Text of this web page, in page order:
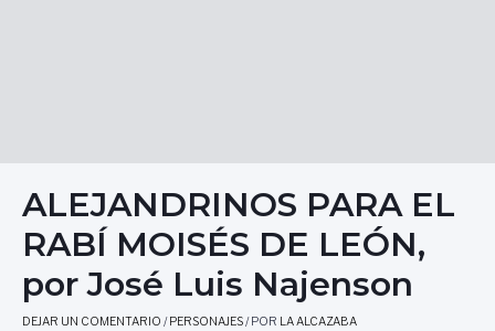
ALEJANDRINOS PARA EL
RABÍ MOISÉS DE LEÓN,
por José Luis Najenson
DEJAR UN COMENTARIO /PERSONAJES/ POR LA ALCAZABA